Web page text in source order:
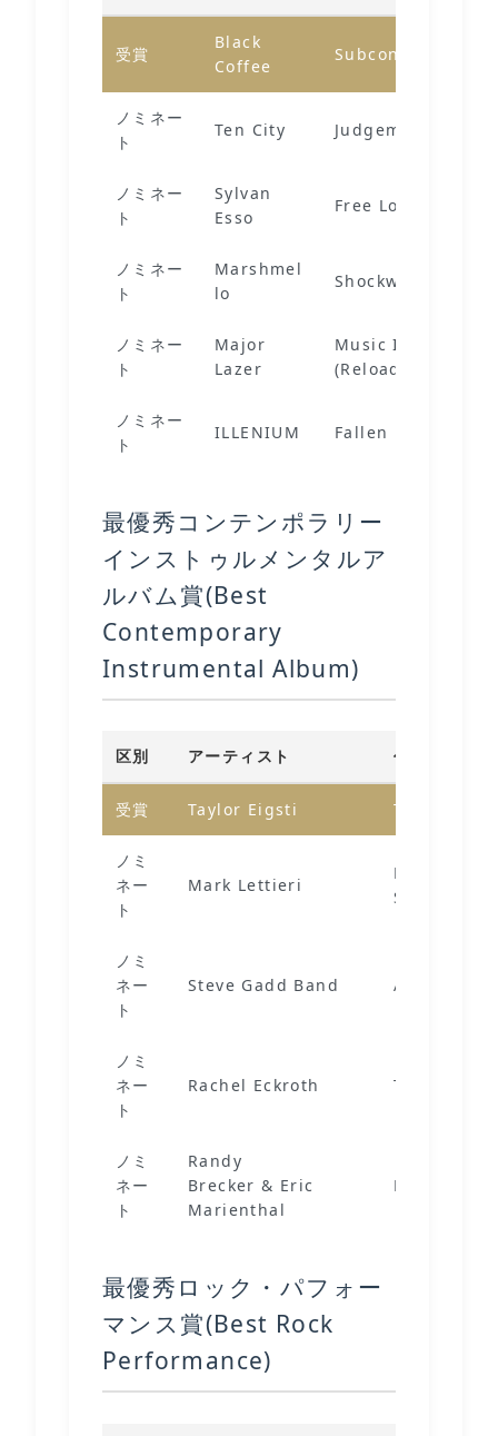
受賞
Black
Coffee
Subconsciously
ノミネー
ト
Ten City Judgement
ノミネー
ト
Sylvan
Esso
Free Love
ノミネー
ト
Marshmel
lo
Shockwave
ノミネー
ト
Major
Lazer
Music Is The
(Reloaded)
ノミネー
ト
ILLENIUM Fallen Embers
最優秀コンテンポラリー
インストゥルメンタルア
ルバム賞(Best
Contemporary
Instrumental Album)
区別 アーティスト 作品
受賞 Taylor Eigsti Tree Falls
ノミ
ネー
ト
Mark Lettieri
Deep: The
Sessions,
ノミ
ネー
ト
Steve Gadd Band At Blue
ノミ
ネー
ト
Rachel Eckroth The Garden
ノミ
ネー
ト
Randy
Brecker & Eric
Marienthal
Double
最優秀ロック・パフォー
マンス賞(Best Rock
Performance)